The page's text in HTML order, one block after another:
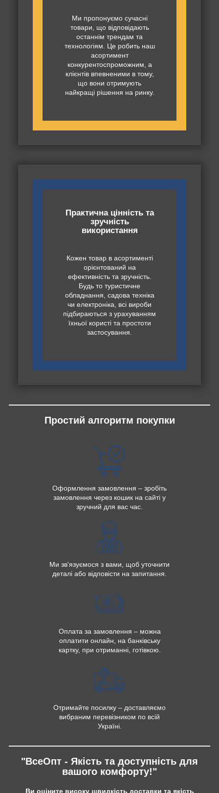
Ми пропонуємо сучасні
товари, що відповідають
останнім трендам та
технологіям. Це робить наш
асортимент
конкурентоспроможним, а
клієнтів впевненими в тому,
що вони отримують
найкращі рішення на ринку.
Практична цінність та
зручність
використання
Кожен товар в асортименті
орієнтований на
ефективність та зручність.
Будь то туристичне
обладнання, садова техніка
чи електроніка, всі вироби
підбираються з урахуванням
їхньої користі та простоти
застосування.
Простий алгоритм покупки
Оформлення замовлення – зробіть
замовлення через кошик на сайті у
зручний для вас час.
Ми зв'язуємося з вами, щоб уточнити
деталі або відповісти на запитання.
Оплата за замовлення – можна
оплатити онлайн, на банківську
картку, при отриманні, готівкою.
Отримайте посилку – доставляємо
вибраним перевізником по всій
Україні.
"ВсеОпт - Якість та доступність для
вашого комфорту!"
Ви оціните високу швидкість доставки та якість